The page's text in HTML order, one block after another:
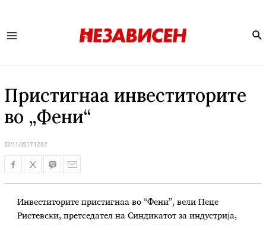
Пристигнаа инвеститорите
во „Фени“
22/11/2017 12:02
Инвеститорите пристигнаа во “Фени”, вели Пеце
Ристевски, претседател на Синдикатот за индустрија,